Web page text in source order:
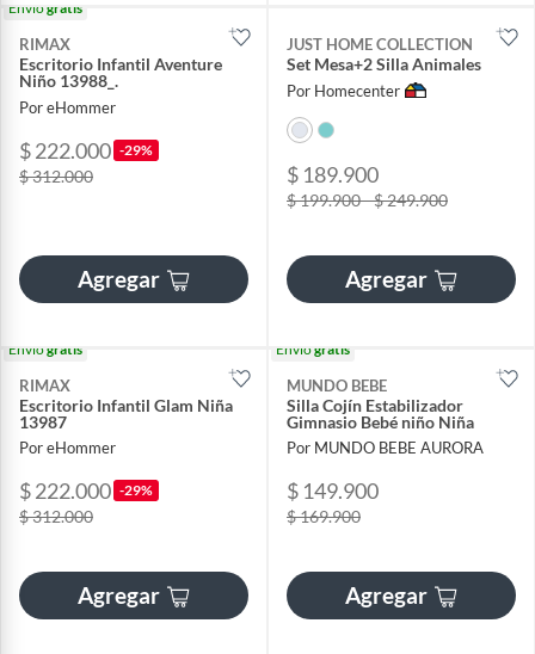
Envíogratis
RIMAX
Escritorio Infantil Aventure
Niño 13988_.
Por eHommer
$ 222.000 -29%
$ 312.000
Agregar
JUST HOME COLLECTION
Set Mesa+2 Silla Animales
Por Homecenter
$ 189.900
$ 199.900 - $ 249.900
Agregar
Envíogratis
RIMAX
Escritorio Infantil Glam Niña
13987
Por eHommer
$ 222.000 -29%
$ 312.000
Agregar
Envíogratis
MUNDO BEBE
Silla Cojín Estabilizador
Gimnasio Bebé niño Niña
Por MUNDO BEBE AURORA
$ 149.900
$ 169.900
Agregar